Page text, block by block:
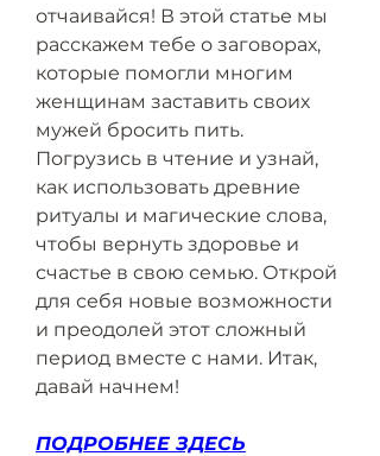
отчаивайся! В этой статье мы
расскажем тебе о заговорах,
которые помогли многим
женщинам заставить своих
мужей бросить пить.
Погрузись в чтение и узнай,
как использовать древние
ритуалы и магические слова,
чтобы вернуть здоровье и
счастье в свою семью. Открой
для себя новые возможности
и преодолей этот сложный
период вместе с нами. Итак,
давай начнем!
ПОДРОБНЕЕ ЗДЕСЬ